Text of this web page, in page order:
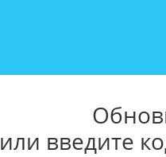
или введите